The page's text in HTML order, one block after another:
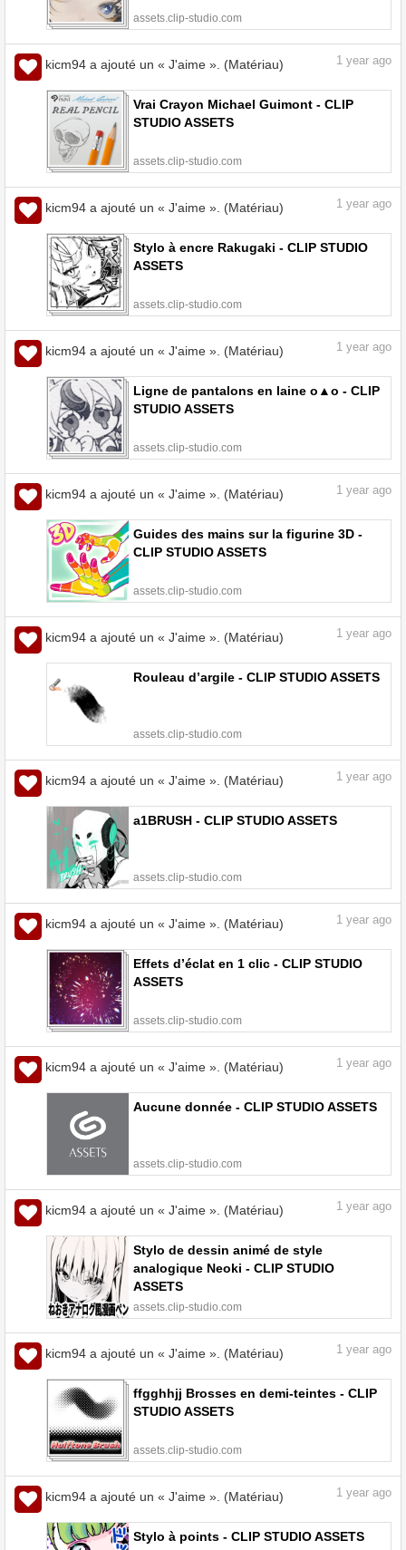
assets.clip-studio.com
kicm94 a ajouté un « J'aime ». (Matériau) 1 year ago
Vrai Crayon Michael Guimont - CLIP
STUDIO ASSETS
assets.clip-studio.com
kicm94 a ajouté un « J'aime ». (Matériau) 1 year ago
Stylo à encre Rakugaki - CLIP STUDIO
ASSETS
assets.clip-studio.com
kicm94 a ajouté un « J'aime ». (Matériau) 1 year ago
Ligne de pantalons en laine o▲o - CLIP
STUDIO ASSETS
assets.clip-studio.com
kicm94 a ajouté un « J'aime ». (Matériau) 1 year ago
Guides des mains sur la figurine 3D -
CLIP STUDIO ASSETS
assets.clip-studio.com
kicm94 a ajouté un « J'aime ». (Matériau) 1 year ago
Rouleau d’argile - CLIP STUDIO ASSETS
assets.clip-studio.com
kicm94 a ajouté un « J'aime ». (Matériau) 1 year ago
a1BRUSH - CLIP STUDIO ASSETS
assets.clip-studio.com
kicm94 a ajouté un « J'aime ». (Matériau) 1 year ago
Effets d’éclat en 1 clic - CLIP STUDIO
ASSETS
assets.clip-studio.com
kicm94 a ajouté un « J'aime ». (Matériau) 1 year ago
Aucune donnée - CLIP STUDIO ASSETS
assets.clip-studio.com
kicm94 a ajouté un « J'aime ». (Matériau) 1 year ago
Stylo de dessin animé de style
analogique Neoki - CLIP STUDIO
ASSETS
assets.clip-studio.com
kicm94 a ajouté un « J'aime ». (Matériau) 1 year ago
ffgghhjj Brosses en demi-teintes - CLIP
STUDIO ASSETS
assets.clip-studio.com
kicm94 a ajouté un « J'aime ». (Matériau) 1 year ago
Stylo à points - CLIP STUDIO ASSETS